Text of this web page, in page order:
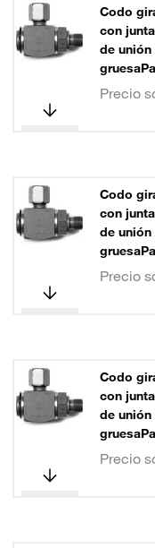
Codo
con
de
Precio
Codo
con
de
Precio
Codo
con
de
Precio